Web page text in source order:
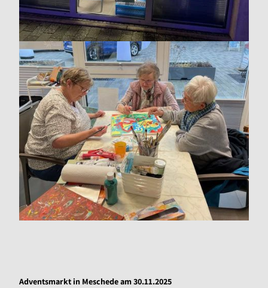
Adventsmarkt in Meschede am 30.11.2025